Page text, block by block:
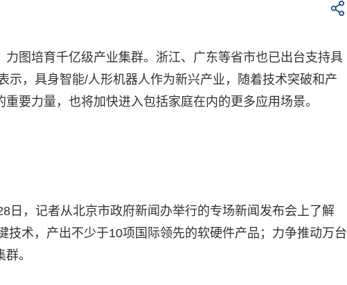
图培育千亿级产业集群。浙江、广东等省市也已出台支持具
示，具身智能/人形机器人作为新兴产业，随着技术突破和产
要力量，也将加快进入包括家庭在内的更多应用场景。
日，记者从北京市政府新闻办举行的专场新闻发布会上了解
技术，产出不少于10项国际领先的软硬件产品；力争推动万台
。